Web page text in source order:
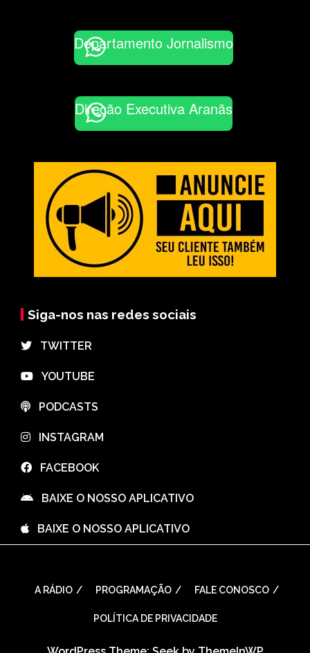
Departamento Jornalismo
Direção Executiva Aranãs
Siga-nos nas redes sociais
⠀TWITTER
⠀YOUTUBE
⠀PODCASTS
⠀INSTAGRAM
⠀FACEBOOK
⠀BAIXE O NOSSO APLICATIVO
⠀BAIXE O NOSSO APLICATIVO
A RÁDIO PROGRAMAÇÃO FALE CONOSCO
POLÍTICA DE PRIVACIDADE